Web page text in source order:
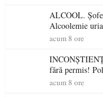
ALCOOL.
Alcoolemie
acum 8 ore
fără permis!
acum 8 ore